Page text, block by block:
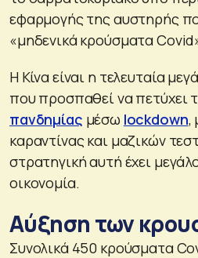
εφαρμογής της αυστηρής
«μηδενικά κρούσματα
Η Κίνα είναι η τελευταία
που προσπαθεί να πετύχει
πανδημίας μέσω lockdown,
καραντίνας και μαζικών
στρατηγική αυτή έχει
οικονομία.
Αύξηση των
Συνολικά 450 κρούσματα